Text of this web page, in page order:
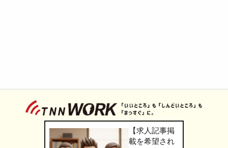
【求人記事掲
載を希望され